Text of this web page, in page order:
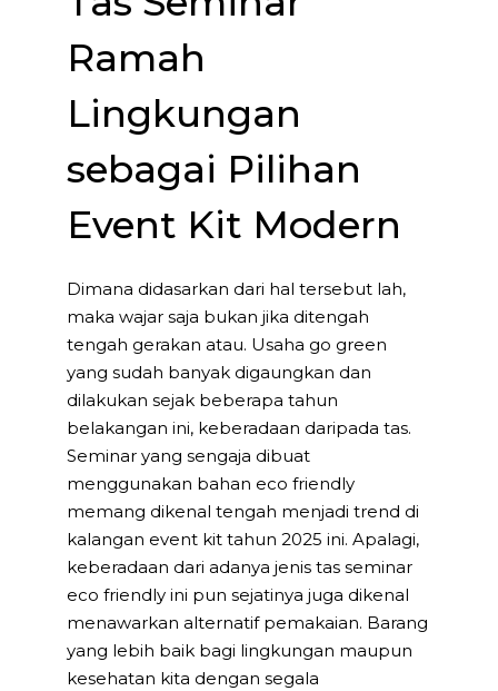
Ramah
Lingkungan
sebagai Pilihan
Event Kit Modern
Dimana didasarkan dari hal tersebut lah,
maka wajar saja bukan jika ditengah
tengah gerakan atau. Usaha go green
yang sudah banyak digaungkan dan
dilakukan sejak beberapa tahun
belakangan ini, keberadaan daripada tas.
Seminar yang sengaja dibuat
menggunakan bahan eco friendly
memang dikenal tengah menjadi trend di
kalangan event kit tahun 2025 ini. Apalagi,
keberadaan dari adanya jenis tas seminar
eco friendly ini pun sejatinya juga dikenal
menawarkan alternatif pemakaian. Barang
yang lebih baik bagi lingkungan maupun
kesehatan kita dengan segala